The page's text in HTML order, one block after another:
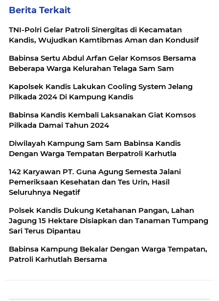
Berita Terkait
TNI-Polri Gelar Patroli Sinergitas di Kecamatan
Kandis, Wujudkan Kamtibmas Aman dan Kondusif
Babinsa Sertu Abdul Arfan Gelar Komsos Bersama
Beberapa Warga Kelurahan Telaga Sam Sam
Kapolsek Kandis Lakukan Cooling System Jelang
Pilkada 2024 Di Kampung Kandis
Babinsa Kandis Kembali Laksanakan Giat Komsos
Pilkada Damai Tahun 2024
Diwilayah Kampung Sam Sam Babinsa Kandis
Dengan Warga Tempatan Berpatroli Karhutla
142 Karyawan PT. Guna Agung Semesta Jalani
Pemeriksaan Kesehatan dan Tes Urin, Hasil
Seluruhnya Negatif
Polsek Kandis Dukung Ketahanan Pangan, Lahan
Jagung 15 Hektare Disiapkan dan Tanaman Tumpang
Sari Terus Dipantau
Babinsa Kampung Bekalar Dengan Warga Tempatan,
Patroli Karhutlah Bersama